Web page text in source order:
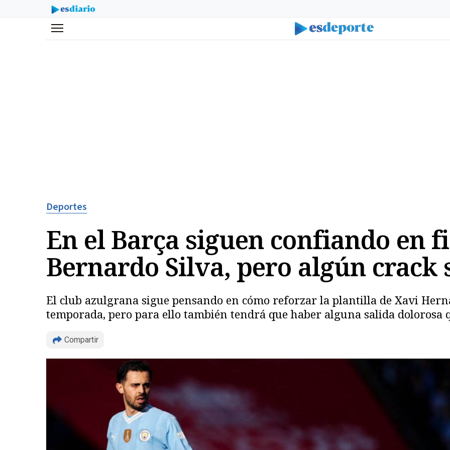
Menú
Deportes
En el Barça siguen confiando en
Bernardo Silva, pero algún crack
El club azulgrana sigue pensando en cómo reforzar la plantilla de Xavi
temporada, pero para ello también tendrá que haber alguna salida dolorosa
Compartir